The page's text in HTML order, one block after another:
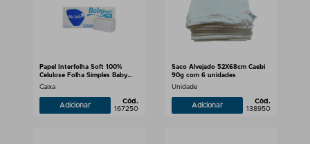
Papel Interfolha Soft 100%
Celulose Folha Simples Baby
4.800 folhas 22x21
Caixa
Adicionar
Cód.
167250
Saco Alvejado 52X68cm Caebi
90g com 6 unidades
Unidade
Adicionar
Cód.
138950